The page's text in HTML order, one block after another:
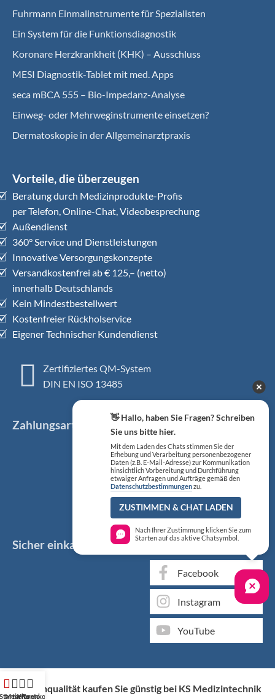
Fuhrmann Einmalinstrumente für Spezialisten
Ein System für die Funktionsdiagnostik
Koro­nare Herz­krank­heit (KHK) – Ausschluss
MESI Diagnostik-Tablet mit med. Apps
seca mBCA 555 – Bio-Impedanz-Analyse
Einweg- oder Mehrweginstrumente einsetzen?
Dermatoskopie in der Allgemeinarztpraxis
Vorteile, die überzeugen
Beratung durch Medizinprodukte-Profis
per Telefon, Online-Chat, Videobesprechung
Außendienst
360° Service und Dienstleistungen
Innovative Versorgungskonzepte
Versandkostenfrei ab € 125,– (netto)
innerhalb Deutschlands
Kein Mindestbestellwert
Kostenfreier Rückholservice
Eigener Technischer Kundendienst
Zertifiziertes QM-System
DIN EN ISO 13485
Zahlungsarten
Sicher einkaufen Social Media
Facebook
Instagram
YouTube
Markenqualität kaufen Sie günstig bei KS Medizintechnik
Startseite
Mein Konto
Warenkorb
👋 Hallo, haben Sie Fragen? Schreiben
Sie uns bitte hier.
Mit dem Laden des Chats stimmen Sie der
Erhebung und Verarbeitung personenbezogener
Daten (z.B. E-Mail-Adresse) zur Kommunikation
hinsichtlich Vorbereitung und Durchführung
etwaiger Anfragen und Aufträge gemäß den
Datenschutzbestimmungenzu.
ZUSTIMMEN & CHAT LADEN
Nach Ihrer Zustimmung klicken Sie zum
Starten auf das aktive Chatsymbol.